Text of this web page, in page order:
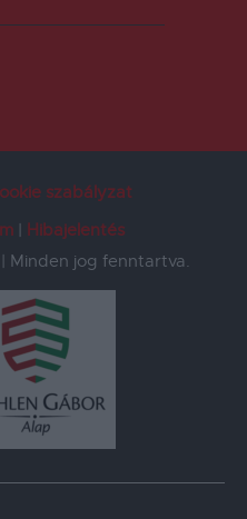
szabályzat
Hibajelentés
Minden jog fenntartva.